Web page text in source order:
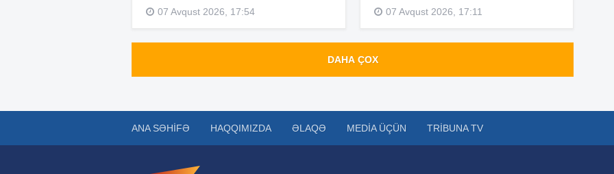
07 Avqust 2026, 17:54 07 Avqust 2026, 17:11
DAHA ÇOX
ANA SƏHIFƏ HAQQIMIZDA ƏLAQƏ MEDIA ÜÇÜN TRIBUNA TV